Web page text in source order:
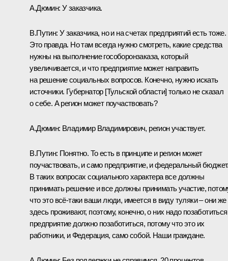
А.Дюмин: У заказчика.
В.Путин: У заказчика, но и на счетах предприятий есть тоже.
Это правда. Но там всегда нужно смотреть, какие средства
нужны на выполнение гособоронзаказа, который
увеличивается, и что предприятие может направить
на решение социальных вопросов. Конечно, нужно искать
источники. Губернатор [Тульской области] только не сказал
о себе. А регион может поучаствовать?
А.Дюмин: Владимир Владимирович, регион участвует.
В.Путин: Понятно. То есть в принципе и регион может
поучаствовать, и само предприятие, и федеральный
В таких вопросах социального характера все должны
принимать решение и все должны принимать участие,
что это всё-таки ваши люди, имеется в виду туляки – они же
здесь проживают, поэтому, конечно, о них надо
предприятие должно позаботиться, потому что это их
работники, и Федерация, само собой. Наши граждане.